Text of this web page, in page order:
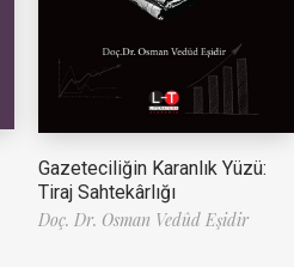
Gazeteciliğin Karanlık Yüzü:
Tiraj Sahtekârlığı
Doç. Dr. Osman Vedûd Eşidir